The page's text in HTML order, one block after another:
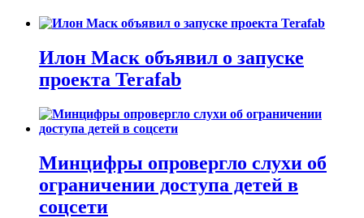
Илон Маск объявил о запуске
проекта Terafab
Минцифры опровергло слухи об
ограничении доступа детей в
соцсети